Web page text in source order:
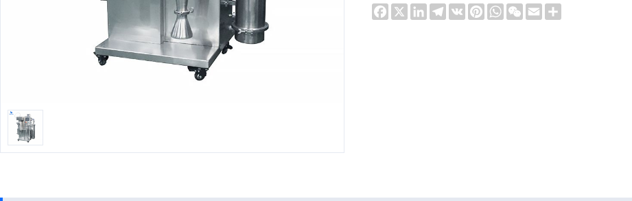
Facebook
X LinkedInTelegram
VK Pinterest
WhatsApp
WeChat
Email